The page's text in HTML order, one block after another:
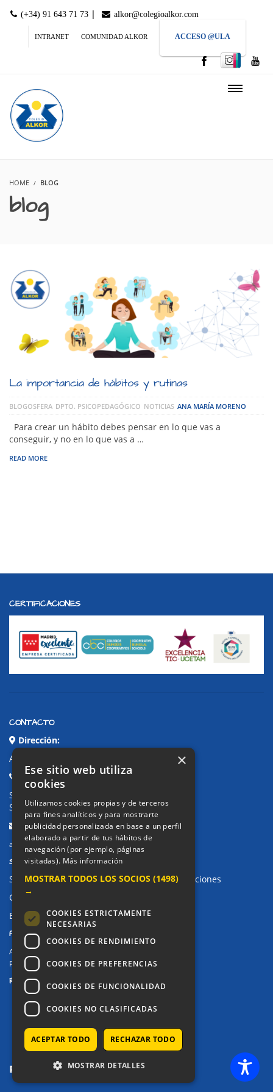
(+34) 91 643 71 73 | alkor@colegioalkor.com
INTRANET COMUNIDAD ALKOR ACCESO @ULA
HOME BLOG
blog
La importancia de hábitos y rutinas
BLOGOSFERA DPTO. PSICOPEDAGÓGICO NOTICIAS ANA MARÍA MORENO
Para crear un hábito debes pensar en lo que vas a
conseguir, y no en lo que vas a …
READ MORE
CERTIFICACIONES
CONTACTO
Dirección:
Avda. de Pablo Iglesias, 4. Alcorcón
Teléfonos:
Secretaría Ppal:
Secretaría Infantil:91 643 61 33
Email:
alkor@colegioalkor.com
SUGERENCIAS Y CANAL DE DENUNCIAS
Sugerencias, Quejas, Reclamaciones y Felicitaciones
Canal de denuncias
Buzón denuncia drogas CM
PRIVACIDAD
Aviso legal / Política de privacidad
Política de Cookies
REDES SOCIALES
×
Ese sitio web utiliza
cookies
Utilizamos cookies propias y de terceros
para fines analíticos y para mostrarte
publicidad personalizada en base a un perfil
elaborado a partir de tus hábitos de
navegación (por ejemplo, páginas
visitadas). Más información
MOSTRAR TODOS LOS SOCIOS (1498)
→
COOKIES ESTRICTAMENTE
NECESARIAS
COOKIES DE RENDIMIENTO
COOKIES DE PREFERENCIAS
COOKIES DE FUNCIONALIDAD
COOKIES NO CLASIFICADAS
ACEPTAR TODO RECHAZAR TODO
MOSTRAR DETALLES